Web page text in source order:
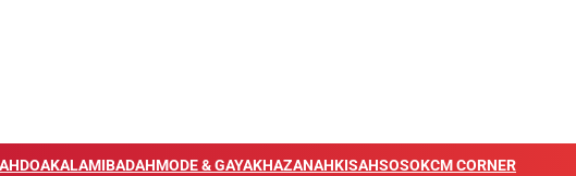
DOAKALAMIBADAHMODE & GAYAKHAZANAHKISAHSOSOKCM CORNER